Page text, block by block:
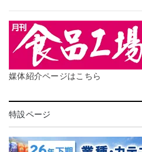
媒体紹介ページはこちら
特設ページ